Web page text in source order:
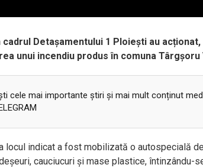
Detașamentului 1 Ploiești au
unui incendiu produs în comuna
cele mai importante știri și mai mult conținut
locul indicat a fost mobilizată o autospecială
cauciucuri și mase plastice, întinzându-